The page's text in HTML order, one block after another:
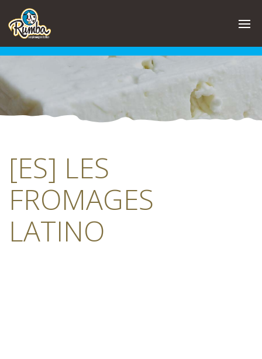
to
content
[ES] LES
FROMAGES
LATINO